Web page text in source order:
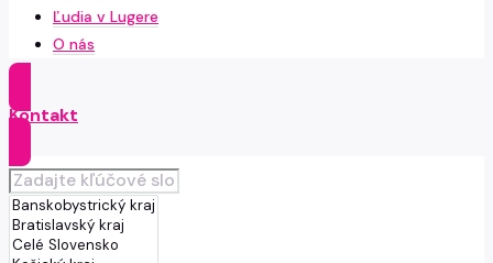
Ľudia v Lugere
O nás
Kontakt